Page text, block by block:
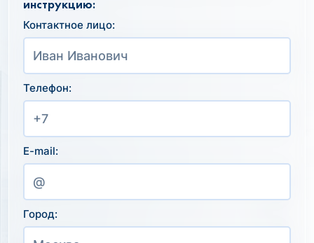
инструкцию:
Контактное лицо:
Телефон:
E-mail:
Город: